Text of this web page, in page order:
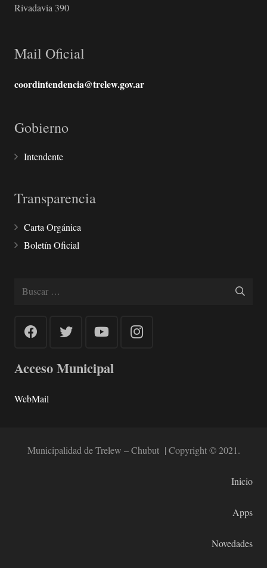
Rivadavia 390
Mail Oficial
coordintendencia@trelew.gov.ar
Gobierno
Intendente
Transparencia
Carta Orgánica
Boletín Oficial
Buscar:
Acceso Municipal
WebMail
Municipalidad de Trelew – Chubut | Copyright © 2021.
Inicio
Apps
Novedades